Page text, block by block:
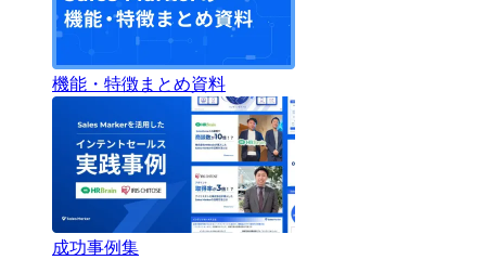
機能・特徴まとめ資料
成功事例集